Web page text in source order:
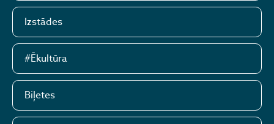
Izstādes
#Ēkultūra
Biļetes